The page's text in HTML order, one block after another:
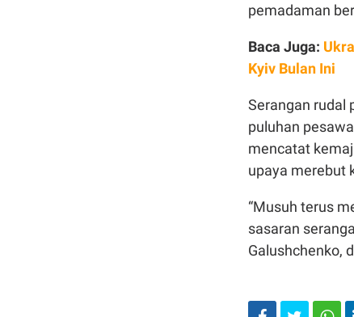
pemadaman
Baca Juga:
Kyiv Bulan Ini
Serangan rudal
puluhan
mencatat
upaya merebut
“Musuh terus
sasaran
Galushchenko,